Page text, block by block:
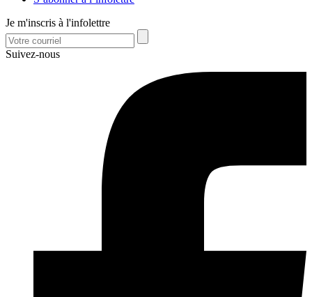
Je m'inscris à l'infolettre
Suivez-nous